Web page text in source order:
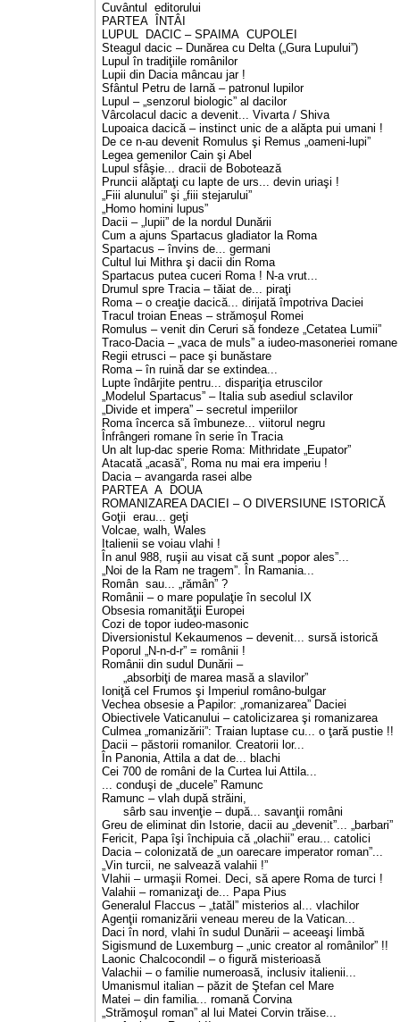
Cuvântul editorului
PARTEA ÎNTÂI
LUPUL DACIC – SPAIMA CUPOLEI
Steagul dacic – Dunărea cu Delta („Gura Lupului”)
Lupul în tradiţiile românilor
Lupii din Dacia mâncau jar !
Sfântul Petru de Iarnă – patronul lupilor
Lupul – „senzorul biologic” al dacilor
Vârcolacul dacic a devenit... Vivarta / Shiva
Lupoaica dacică – instinct unic de a alăpta pui umani !
De ce n-au devenit Romulus şi Remus „oameni-lupi”
Legea gemenilor Cain şi Abel
Lupul sfâşie... dracii de Bobotează
Pruncii alăptaţi cu lapte de urs... devin uriaşi !
„Fiii alunului” şi „fiii stejarului”
„Homo homini lupus”
Dacii – „lupii” de la nordul Dunării
Cum a ajuns Spartacus gladiator la Roma
Spartacus – învins de... germani
Cultul lui Mithra şi dacii din Roma
Spartacus putea cuceri Roma ! N-a vrut...
Drumul spre Tracia – tăiat de... piraţi
Roma – o creaţie dacică... dirijată împotriva Daciei
Tracul troian Eneas – strămoşul Romei
Romulus – venit din Ceruri să fondeze „Cetatea Lumii”
Traco-Dacia – „vaca de muls” a iudeo-masoneriei romane
Regii etrusci – pace şi bunăstare
Roma – în ruină dar se extindea...
Lupte îndârjite pentru... dispariţia etruscilor
„Modelul Spartacus” – Italia sub asediul sclavilor
„Divide et impera” – secretul imperiilor
Roma încerca să îmbuneze... viitorul negru
Înfrângeri romane în serie în Tracia
Un alt lup-dac sperie Roma: Mithridate „Eupator”
Atacată „acasă”, Roma nu mai era imperiu !
Dacia – avangarda rasei albe
PARTEA A DOUA
ROMANIZAREA DACIEI – O DIVERSIUNE ISTORICĂ
Goţii erau... geţi
Volcae, walh, Wales
Italienii se voiau vlahi !
În anul 988, ruşii au visat că sunt „popor ales”...
„Noi de la Ram ne tragem”. În Ramania...
Român sau... „rămân” ?
Românii – o mare populaţie în secolul IX
Obsesia romanităţii Europei
Cozi de topor iudeo-masonic
Diversionistul Kekaumenos – devenit... sursă istorică
Poporul „N-n-d-r” = românii !
Românii din sudul Dunării –
„absorbiţi de marea masă a slavilor”
Ioniţă cel Frumos şi Imperiul româno-bulgar
Vechea obsesie a Papilor: „romanizarea” Daciei
Obiectivele Vaticanului – catolicizarea şi romanizarea
Culmea „romanizării”: Traian luptase cu... o ţară pustie !!
Dacii – păstorii romanilor. Creatorii lor...
În Panonia, Attila a dat de... blachi
Cei 700 de români de la Curtea lui Attila...
... conduşi de „ducele” Ramunc
Ramunc – vlah după străini,
sârb sau invenţie – după... savanţii români
Greu de eliminat din Istorie, dacii au „devenit”... „barbari”
Fericit, Papa îşi închipuia că „olachii” erau... catolici
Dacia – colonizată de „un oarecare imperator roman”...
„Vin turcii, ne salvează valahii !”
Vlahii – urmaşii Romei. Deci, să apere Roma de turci !
Valahii – romanizaţi de... Papa Pius
Generalul Flaccus – „tatăl” misterios al... vlachilor
Agenţii romanizării veneau mereu de la Vatican...
Daci în nord, vlahi în sudul Dunării – aceeaşi limbă
Sigismund de Luxemburg – „unic creator al românilor” !!
Laonic Chalcocondil – o figură misterioasă
Valachii – o familie numeroasă, inclusiv italienii...
Umanismul italian – păzit de Ştefan cel Mare
Matei – din familia... romană Corvina
„Strămoşul roman” al lui Matei Corvin trăise...